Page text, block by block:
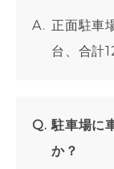
正面駐車
台、合計
駐車場に
か？